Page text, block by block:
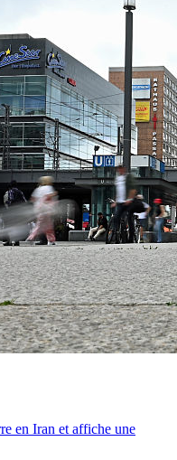
en Iran et affiche une